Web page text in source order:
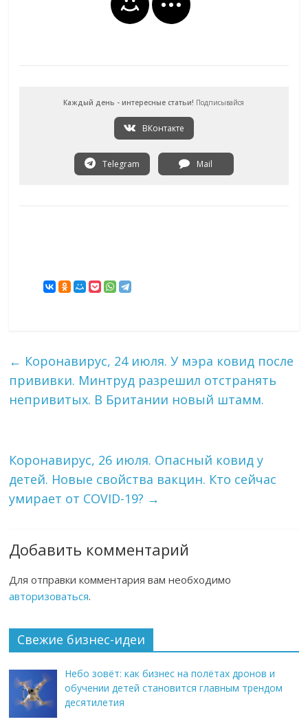
Каждый день - интересные статьи! Подписывайся
ВКонтакте
Telegram Mail
← Коронавирус, 24 июля. У мэра ковид после
прививки. Минтруд разрешил отстранять
непривитых. В Британии новый штамм.
Коронавирус, 26 июля. Опасный ковид у
детей. Новые свойства вакцин. Кто сейчас
умирает от COVID-19? →
Добавить комментарий
Для отправки комментария вам необходимо
авторизоваться.
Свежие бизнес-идеи
Небо зовёт: как бизнес на полётах дронов и
обучении детей становится главным трендом
десятилетия